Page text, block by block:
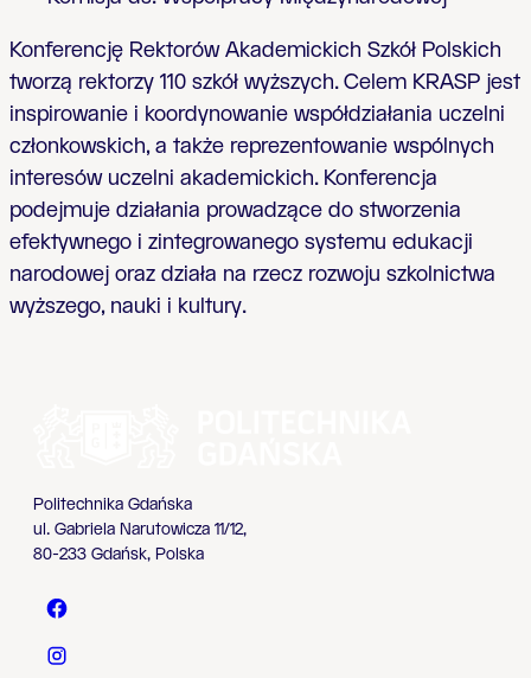
Konferencję Rektorów Akademickich Szkół Polskich
tworzą rektorzy 110 szkół wyższych.Celem KRASP jest
inspirowanie i koordynowanie współdziałania uczelni
członkowskich, a także reprezentowanie wspólnych
interesów uczelni akademickich. Konferencja
podejmuje działania prowadzące do stworzenia
efektywnego i zintegrowanego systemu edukacji
narodowej oraz działa na rzecz rozwoju szkolnictwa
wyższego, nauki i kultury.
Politechnika Gdańska
ul. Gabriela Narutowicza 11/12,
80-233 Gdańsk, Polska
Politechnika Gdańska - Facebook
Politechnika Gdańska - Instagram